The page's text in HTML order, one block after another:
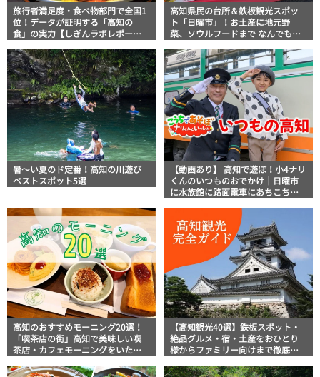
旅行者満足度・食べ物部門で全国1
位！データが証明する「高知の
食」の実力【しぎんラボレポー
高知県民の台所＆鉄板観光スポッ
ト「日曜市」！お土産に地元野
菜、ソウルフードまで なんでもそ
説！
暑～い夏のド定番！高知の川遊び
ベストスポット5選
【動画あり】 高知で遊ぼ！小4ナリ
くんのいつものおでかけ｜日曜市
に水族館に路面電車にあちこち巡
高知のおすすめモーニング20選！
「喫茶店の街」高知で美味しい喫
茶店・カフェモーニングをいただ
【高知観光40選】鉄板スポット・
絶品グルメ・宿・土産をおひとり
様からファミリー向けまで徹底解